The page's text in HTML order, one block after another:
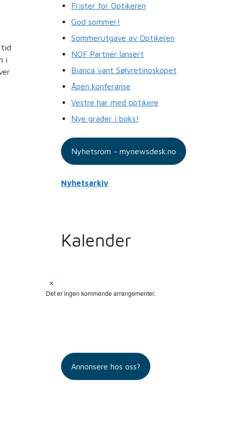
tid
i
Frister for Optikeren
God sommer!
Sommerutgave av Optikeren
NOF Partner lansert
Bianca vant Sølvretinoskopet
Åpen konferanse
Vestre har med optikere
Nye grader i boks!
Nyhetsrom - mynewsdesk.no
Nyhetsarkiv
Kalender
r
Det er ingen kommende arrangementer.
Annonsere hos oss?